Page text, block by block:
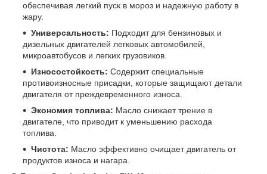
обеспечивая легкий пуск в мороз и надежную работу в
жару.
Универсальность: Подходит для бензиновых и
дизельных двигателей легковых автомобилей,
микроавтобусов и легких грузовиков.
Износостойкость: Содержит специальные
противоизносные присадки, которые защищают детали
двигателя от преждевременного износа.
Экономия топлива: Масло снижает трение в
двигателе, что приводит к уменьшению расхода
топлива.
Чистота: Масло эффективно очищает двигатель от
продуктов износа и нагара.